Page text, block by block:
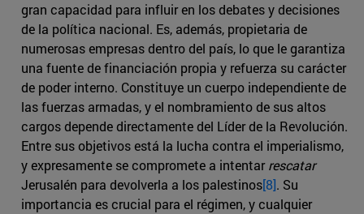
gran capacidad para influir en los debates y decisiones
de la política nacional. Es, además, propietaria de
numerosas empresas dentro del país, lo que le garantiza
una fuente de financiación propia y refuerza su carácter
de poder interno. Constituye un cuerpo independiente de
las fuerzas armadas, y el nombramiento de sus altos
cargos depende directamente del Líder de la Revolución.
Entre sus objetivos está la lucha contra el imperialismo,
y expresamente se compromete a intentarrescatar
Jerusalén para devolverla a los palestinos[8]. Su
importancia es crucial para el régimen, y cualquier